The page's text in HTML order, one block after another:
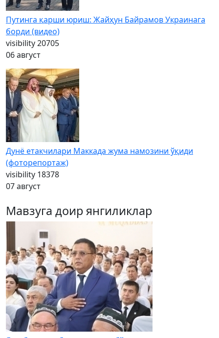
Путинга қарши юриш: Жайҳун Байрамов Украинага
борди (видео)
visibility20705
06 август
Дунё етакчилари Маккада жума намозини ўқиди
(фоторепортаж)
visibility 18378
07 август
Мавзуга доир янгиликлар